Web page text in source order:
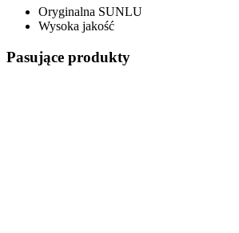
Oryginalna SUNLU
Wysoka jakość
Pasujące produkty